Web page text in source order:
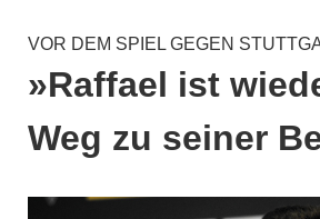
VOR DEM SPIEL GEGEN
»Raffael ist
Weg zu seiner